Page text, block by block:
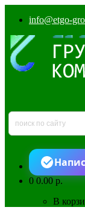
info@etgo-
00.00 р.
В